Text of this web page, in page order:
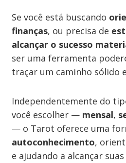
Se você está buscando
finanças, ou precisa de
alcançar o sucesso
ser uma ferramenta
traçar um caminho sólido
Independentemente do
você escolher — mensal,
— o Tarot oferece uma
autoconhecimento,
e ajudando a alcançar suas